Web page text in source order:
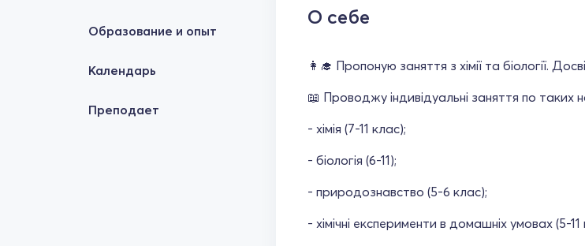
Образование и опыт
Календарь
Преподает
О себе
👩‍🎓 Пропоную заняття з хімії та біології.
📖 Проводжу індивідуальні заняття по таких
- хімія (7-11 клас);
- біологія (6-11);
- природознавство (5-6 клас);
- хімічні експерименти в домашніх умовах (5-11